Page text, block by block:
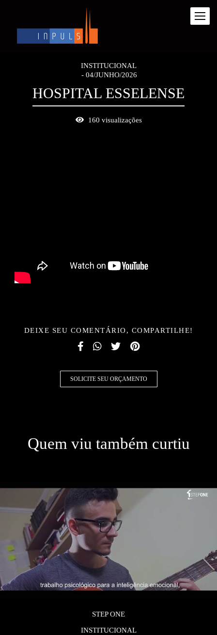
INSTITUCIONAL
04/JUNHO/2026
HOSPITAL ESSELENSE
160 visualizações
DEIXE SEU COMENTÁRIO, COMPARTILHE!
SOLICITE SEU ORÇAMENTO
Quem viu também curtiu
STEP ONE
INSTITUCIONAL